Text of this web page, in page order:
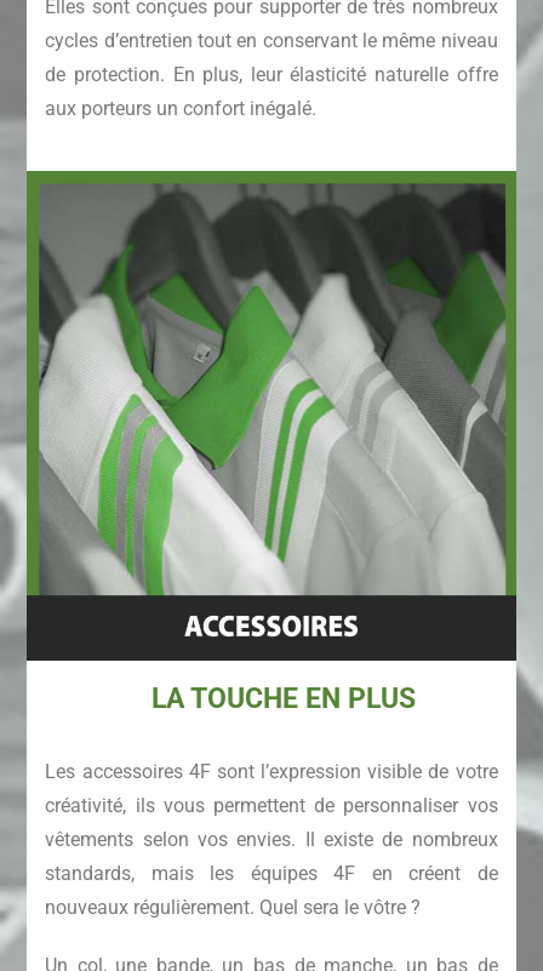
Elles sont conçues pour supporter de très nombreux
cycles d’entretien tout en conservant le même niveau
de protection. En plus, leur élasticité naturelle offre
aux porteurs un confort inégalé.
LA TOUCHE EN PLUS
Les accessoires 4F sont l’expression visible de votre
créativité, ils vous permettent de personnaliser vos
vêtements selon vos envies. Il existe de nombreux
standards, mais les équipes 4F en créent de
nouveaux régulièrement. Quel sera le vôtre ?
Un col, une bande, un bas de manche, un bas de